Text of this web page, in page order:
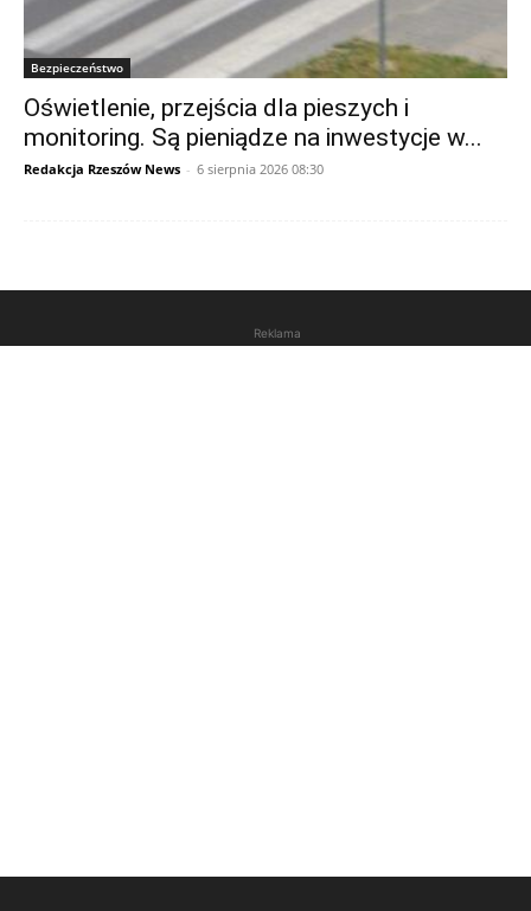
Bezpieczeństwo
Oświetlenie, przejścia dla pieszych i
monitoring. Są pieniądze na inwestycje w...
Redakcja Rzeszów News - 6 sierpnia 2026 08:30
Reklama